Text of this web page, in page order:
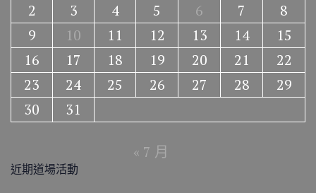
2
3 4 5 6 7
8
9
10 11 12 13 14
15
16
17 18 19 20 21
22
23
24 25 26 27 28
29
30
31
« 7 月
近期道場活動